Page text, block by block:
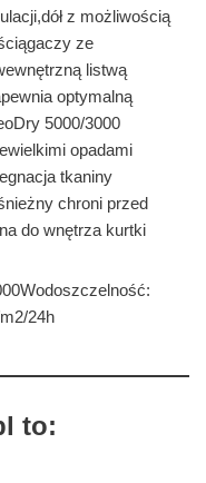
z możliwością
ze
listwą
optymalną
5000/3000
opadami
tkaniny
chroni przed
do wnętrza kurtki
24h
to: